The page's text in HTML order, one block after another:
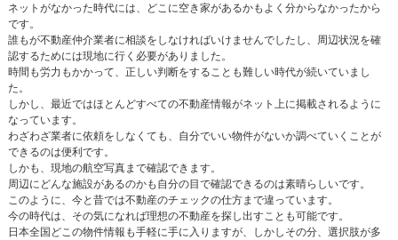
ネットがなかった時代には、どこに空き家があるかもよく分からなかったから
です。
誰もが不動産仲介業者に相談をしなければいけませんでしたし、周辺状況を確
認するためには現地に行く必要がありました。
時間も労力もかかって、正しい判断をすることも難しい時代が続いていまし
た。
しかし、最近ではほとんどすべての不動産情報がネット上に掲載されるように
なっています。
わざわざ業者に依頼をしなくても、自分でいい物件がないか調べていくことが
できるのは便利です。
しかも、現地の航空写真まで確認できます。
周辺にどんな施設があるのかも自分の目で確認できるのは素晴らしいです。
このように、今と昔では不動産のチェックの仕方まで違っています。
今の時代は、その気になれば理想の不動産を探し出すことも可能です。
日本全国どこの物件情報も手軽に手に入りますが、しかしその分、選択肢が多